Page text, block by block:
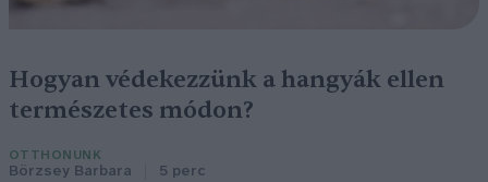
Hogyan védekezzünk a hangyák ellen
természetes módon?
OTTHONUNK
Börzsey Barbara 5 perc